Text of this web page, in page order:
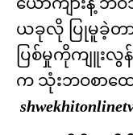
ယခုလို ပြုမူခဲ့တ
ပြစ်မှုကိုကျူးလွ
က သုံးဘဝစာထ